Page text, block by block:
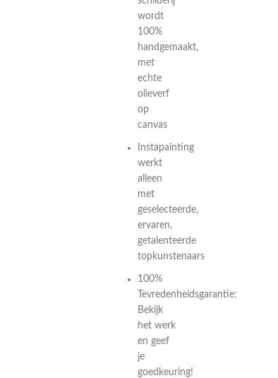
wordt
100%
handgemaakt,
met
echte
olieverf
op
canvas
Instapainting
werkt
alleen
met
geselecteerde,
ervaren,
getalenteerde
topkunstenaars
100%
Tevredenheidsgarantie:
Bekijk
het werk
en geef
je
goedkeuring!